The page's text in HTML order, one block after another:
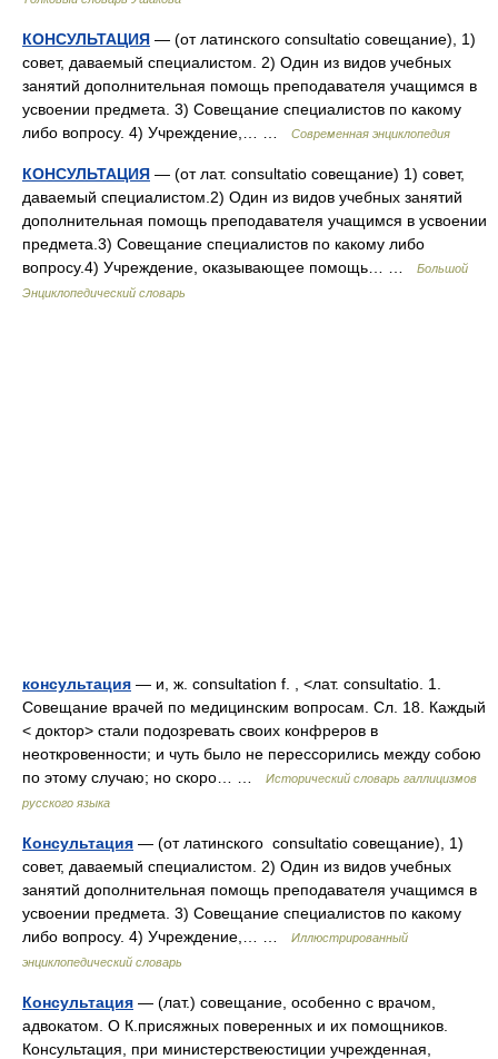
КОНСУЛЬТАЦИЯ — (от латинского consultatio совещание), 1)
совет, даваемый специалистом. 2) Один из видов учебных
занятий дополнительная помощь преподавателя учащимся в
усвоении предмета. 3) Совещание специалистов по какому
либо вопросу. 4) Учреждение,… …
Современная энциклопедия
КОНСУЛЬТАЦИЯ — (от лат. consultatio совещание) 1) совет,
даваемый специалистом.2) Один из видов учебных занятий
дополнительная помощь преподавателя учащимся в усвоении
предмета.3) Совещание специалистов по какому либо
вопросу.4) Учреждение, оказывающее помощь… …
Большой
Энциклопедический словарь
консультация — и, ж. consultation f. , <лат. consultatio. 1.
Совещание врачей по медицинским вопросам. Сл. 18. Каждый
< доктор> стали подозревать своих конфреров в
неоткровенности; и чуть было не перессорились между собою
по этому случаю; но скоро… …
Исторический словарь галлицизмов
русского языка
Консультация — (от латинского consultatio совещание), 1)
совет, даваемый специалистом. 2) Один из видов учебных
занятий дополнительная помощь преподавателя учащимся в
усвоении предмета. 3) Совещание специалистов по какому
либо вопросу. 4) Учреждение,… …
Иллюстрированный
энциклопедический словарь
Консультация — (лат.) совещание, особенно с врачом,
адвокатом. О К.присяжных поверенных и их помощников.
Консультация, при министерствеюстиции учрежденная,